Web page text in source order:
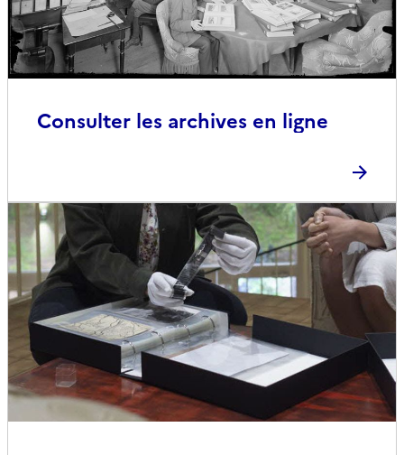
Consulter les archives en ligne